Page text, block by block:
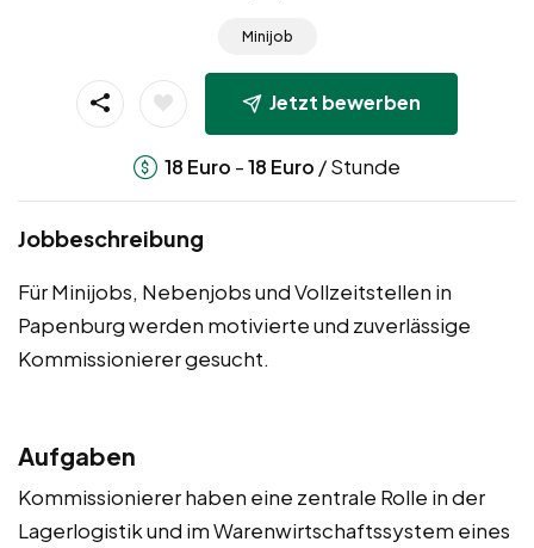
Minijob
Jetzt bewerben
18 Euro -18 Euro / Stunde
Jobbeschreibung
Für Minijobs, Nebenjobs und Vollzeitstellen in
Papenburg werden motivierte und zuverlässige
Kommissionierer gesucht.
Aufgaben
Kommissionierer haben eine zentrale Rolle in der
Lagerlogistik und im Warenwirtschaftssystem eines